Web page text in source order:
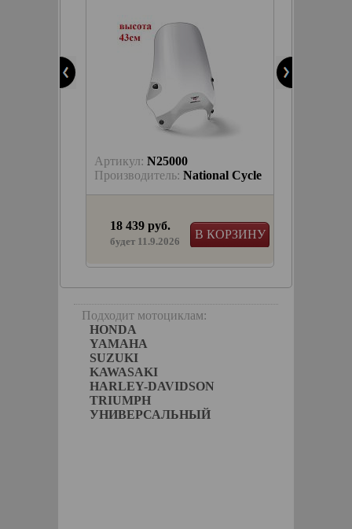
Артикул: N25000
Производитель: National Cycle
В КОРЗИНУ
18 439 руб.
будет 11.9.2026
Подходит мотоциклам:
HONDA
YAMAHA
SUZUKI
KAWASAKI
HARLEY-DAVIDSON
TRIUMPH
УНИВЕРСАЛЬНЫЙ